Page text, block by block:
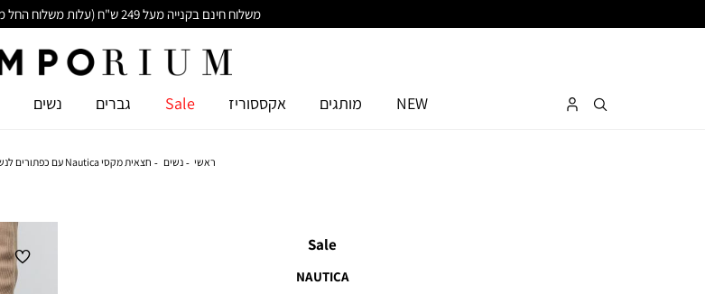
משלוח חינם בקנייה מעל 249 ש"ח (עלות משלוח החל מ-14.90 ש"ח)
NEW מותגים אקססוריז Sale גברים נשים
ראשי נשים חצאית מקסי Nautica עם כפתורים לנשים
Sale
NAUTICA